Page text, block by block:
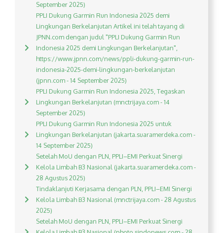
September 2025)
PPLI Dukung Garmin Run Indonesia 2025 demi
Lingkungan Berkelanjutan Artikel ini telah tayang di
JPNN.com dengan judul "PPLI Dukung Garmin Run
Indonesia 2025 demi Lingkungan Berkelanjutan",
https://www.jpnn.com/news/ppli-dukung-garmin-run-
indonesia-2025-demi-lingkungan-berkelanjutan
(jpnn.com - 14 September 2025)
PPLI Dukung Garmin Run Indonesia 2025, Tegaskan
Lingkungan Berkelanjutan (mnctrijaya.com - 14
September 2025)
PPLI Dukung Garmin Run Indonesia 2025 untuk
Lingkungan Berkelanjutan (jakarta.suaramerdeka.com -
14 September 2025)
Setelah MoU dengan PLN, PPLI–EMI Perkuat Sinergi
Kelola Limbah B3 Nasional (jakarta.suaramerdeka.com -
28 Agustus 2025)
Tindaklanjuti Kerjasama dengan PLN, PPLI–EMI Sinergi
Kelola Limbah B3 Nasional (mnctrijaya.com - 28 Agustus
2025)
Setelah MoU dengan PLN, PPLI–EMI Perkuat Sinergi